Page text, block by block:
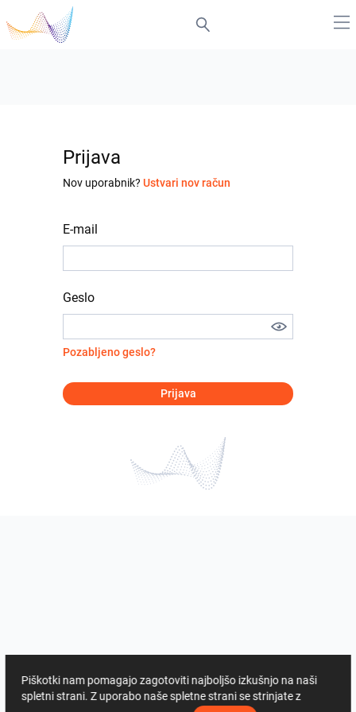
Prijava
Nov uporabnik? Ustvari nov račun
E-mail
Geslo
Pozabljeno geslo?
Prijava
Piškotki nam pomagajo zagotoviti najboljšo izkušnjo na naši
spletni strani. Z uporabo naše spletne strani se strinjate z